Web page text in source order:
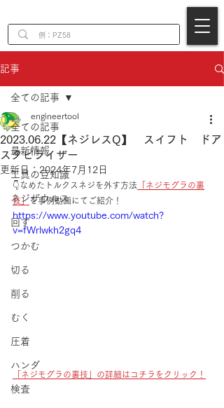
記事
全ての記事
最新情報
工具の豆知識
ネジザウルス
回す
つかむ
切る
削る
むく
圧着
ハンダ
検査
全ての記事
2023.06.22【ネジレスQ】 スイフト ドア
スタビライザー
engineertool
更新日： 2024年7月12日
👇なめたトルクスネジを外す方法 「ネジモグラの裏
技」を事例動画にてご紹介！
https://www.youtube.com/watch?
v=fWrlwkh2gq4
「ネジモグラの裏技」の詳細はコチラをクリック！